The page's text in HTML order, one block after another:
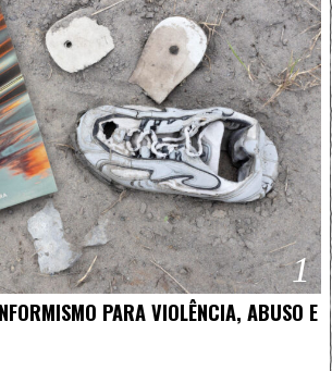
1
PARA VIOLÊNCIA, ABUSO E